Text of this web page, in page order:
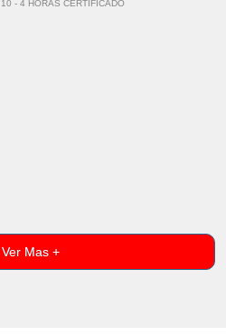
- 4 HORAS CERTIFICADO
Mas +